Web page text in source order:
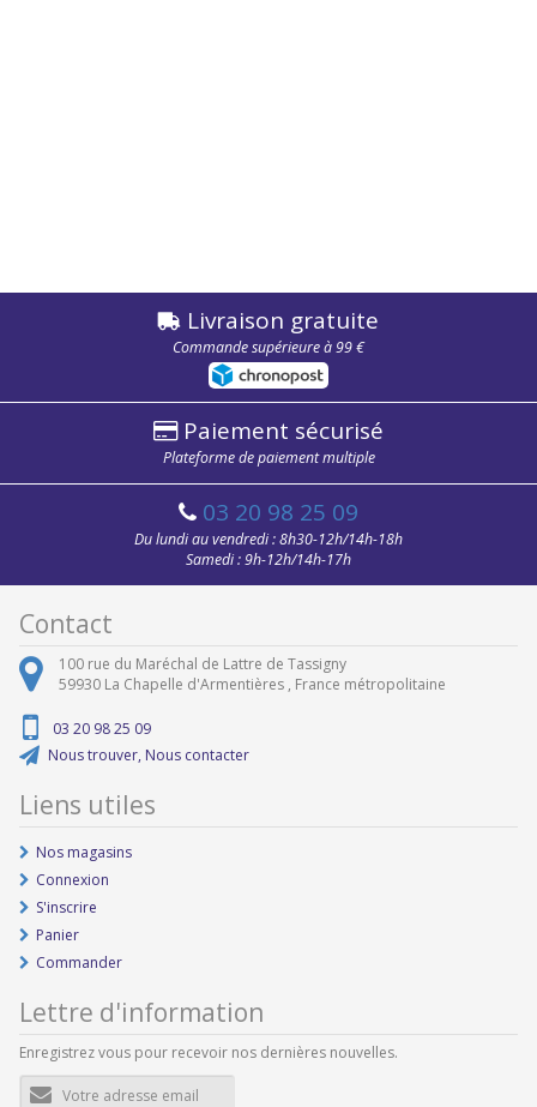
Livraison gratuite
Commande supérieure à 99 €
Paiement sécurisé
Plateforme de paiement multiple
03 20 98 25 09
Du lundi au vendredi : 8h30-12h/14h-18h
Samedi : 9h-12h/14h-17h
Contact
100 rue du Maréchal de Lattre de Tassigny
59930 La Chapelle d'Armentières , France métropolitaine
03 20 98 25 09
Nous trouver, Nous contacter
Liens utiles
Nos magasins
Connexion
S'inscrire
Panier
Commander
Lettre d'information
Enregistrez vous pour recevoir nos dernières nouvelles.
Adresse